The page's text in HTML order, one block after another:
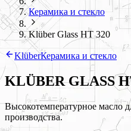
Керамика и стекло
Klüber Glass HT 320
KlüberКерамика и стекло
KLÜBER GLASS
Высокотемпературное масло
производства.